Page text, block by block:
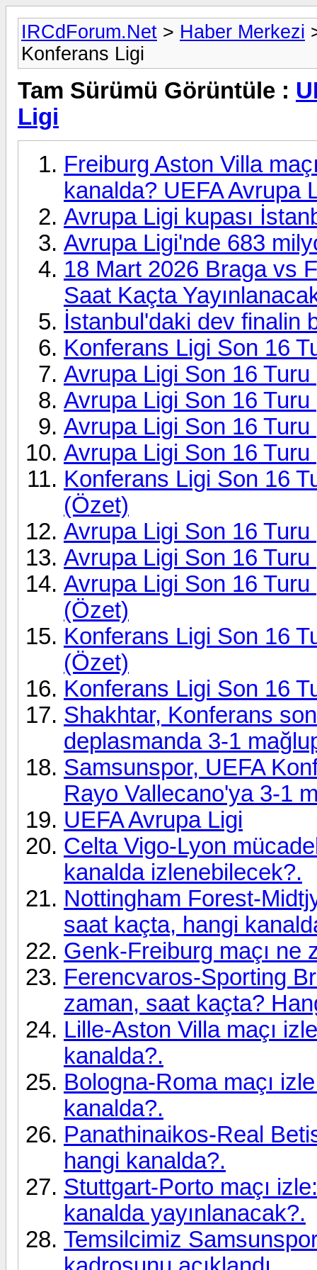
IRCdForum.Net > Haber Merkezi
Konferans Ligi
Tam Sürümü Görüntüle :
Ligi
Freiburg Aston Villa
kanalda? UEFA Avrupa
Avrupa Ligi kupası
Avrupa Ligi'nde 683
18 Mart 2026 Braga vs
Saat Kaçta
İstanbul'daki dev finalin
Konferans Ligi Son 16
Avrupa Ligi Son 16
Avrupa Ligi Son 16
Avrupa Ligi Son 16
Avrupa Ligi Son 16
Konferans Ligi Son 16
(Özet)
Avrupa Ligi Son 16
Avrupa Ligi Son 16
Avrupa Ligi Son 16
(Özet)
Konferans Ligi Son 16
(Özet)
Konferans Ligi Son 16
Shakhtar, Konferans
deplasmanda 3-1
Samsunspor, UEFA
Rayo Vallecano'ya 3-1
UEFA Avrupa Ligi
Celta Vigo-Lyon
kanalda izlenebilecek?.
Nottingham Forest-
saat kaçta, hangi
Genk-Freiburg maçı ne
Ferencvaros-Sporting
zaman, saat kaçta?
Lille-Aston Villa maçı
kanalda?.
Bologna-Roma maçı
kanalda?.
Panathinaikos-Real
hangi kanalda?.
Stuttgart-Porto maçı
kanalda yayınlanacak?.
Temsilcimiz